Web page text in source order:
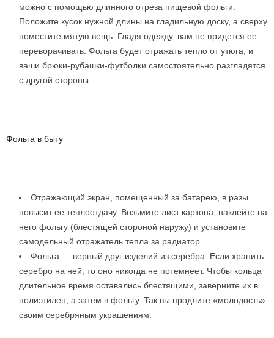
можно с помощью длинного отреза пищевой фольги.
Положите кусок нужной длины на гладильную доску, а сверху
поместите мятую вещь. Гладя одежду, вам не придется ее
переворачивать. Фольга будет отражать тепло от утюга, и
ваши брюки-рубашки-футболки самостоятельно разгладятся
с другой стороны.
Фольга в быту
Отражающий экран, помещенный за батарею, в разы
повысит ее теплоотдачу. Возьмите лист картона, наклейте на
него фольгу (блестящей стороной наружу) и установите
самодельный отражатель тепла за радиатор.
Фольга — верный друг изделий из серебра. Если хранить
серебро на ней, то оно никогда не потемнеет. Чтобы кольца
длительное время оставались блестящими, заверните их в
полиэтилен, а затем в фольгу. Так вы продлите «молодость»
своим серебряным украшениям.